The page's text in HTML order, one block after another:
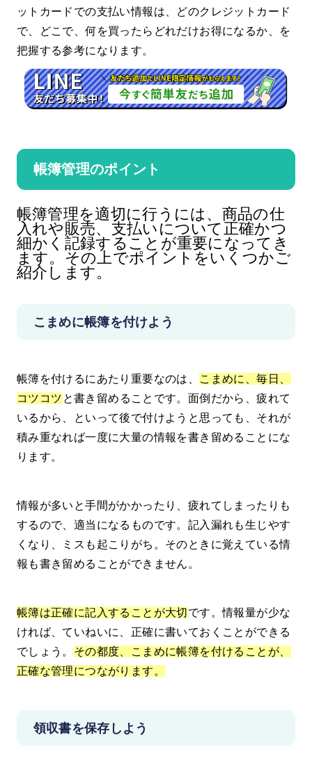
ットカードでの支払い情報は、どのクレジットカード
で、どこで、何を買ったらどれだけお得になるか、を
把握する参考になります。
帳簿管理のポイント
帳簿管理を適切に行うには、商品の仕
入れや販売、支払いについて正確かつ
細かく記録することが重要になってき
ます。その上でポイントをいくつかご
紹介します。
こまめに帳簿を付けよう
帳簿を付けるにあたり重要なのは、
こまめに、毎日、
コツコツ と書き留めることです。面倒だから、疲れて
いるから、といって後で付けようと思っても、それが
積み重なれば一度に大量の情報を書き留めることにな
ります。
情報が多いと手間がかかったり、疲れてしまったりも
するので、適当になるものです。記入漏れも生じやす
くなり、ミスも起こりがち。そのときに覚えている情
報も書き留めることができません。
帳簿は正確に記入することが大切です。情報量が少な
ければ、ていねいに、正確に書いておくことができる
でしょう。 その都度、こまめに帳簿を付けることが、
正確な管理につながります。
領収書を保存しよう